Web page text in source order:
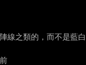
線之類的，而不是藍白